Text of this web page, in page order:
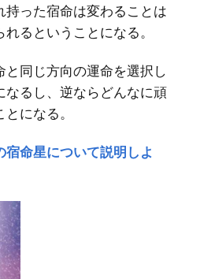
持った宿命は変わることは
るということになる。
同じ方向の運命を選択し
なるし、逆ならどんなに頑
になる。
命星について説明しよ